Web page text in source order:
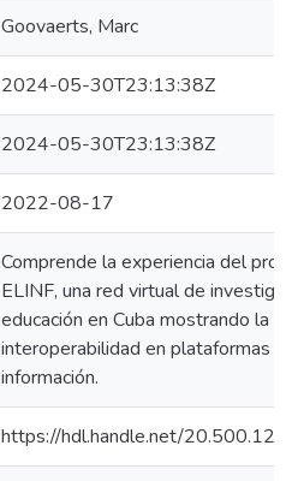
Goovaerts, Marc
2024-05-30T23:13:38Z
2024-05-30T23:13:38Z
2022-08-17
Comprende la experiencia del
ELINF, una red virtual de
educación en Cuba mostrando la
interoperabilidad en plataformas
información.
https://hdl.handle.net/